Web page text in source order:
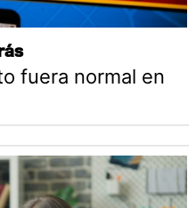
fuera normal en